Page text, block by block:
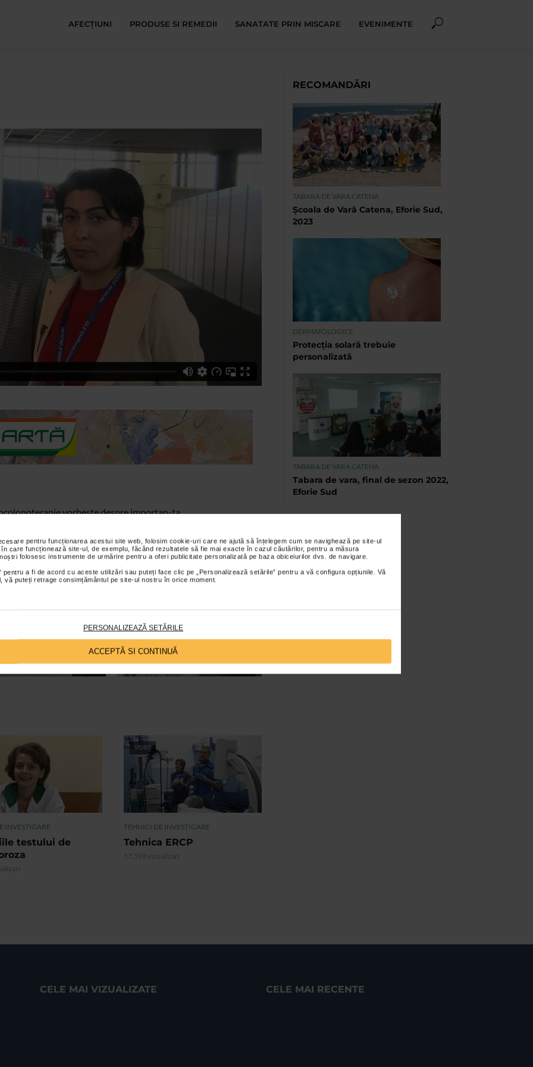
pentru funcționarea acestui site web, folosim cookie-uri care ne ajută să înțelegem cum se navighează pe site-ul
care funcționează site-ul, de exemplu, făcând rezultatele să fie mai exacte în cazul căutărilor, pentru a măsura
folosesc instrumente de urmărire pentru a oferi publicitate personalizată pe baza obiceiurilor dvs. de navigare.
pentru a fi de acord cu aceste utilizări sau puteți face clic pe „Personalizează setările” pentru a vă configura opțiunile. Vă
vă puteți retrage consimțământul pe site-ul nostru în orice moment.
PERSONALIZEAZĂ SETĂRILE
ACCEPTĂ SI CONTINUĂ
AFECŢIUNI PRODUSE SI REMEDII SANATATE PRIN MISCARE EVENIMENTE
vorbeste despre importan-ta
de sanatate.
INVESTIGARE
testului de
VIDEO
TEHNICI DE INVESTIGARE
Tehnica ERCP
17.593 vizualizari
RECOMANDĂRI
TABARA DE VARA CATENA
Școala de Vară Catena, Eforie Sud,
2023
DERMATOLOGICE
Protecția solară trebuie
personalizată
TABARA DE VARA CATENA
Tabara de vara, final de sezon 2022,
Eforie Sud
CELE MAI VIZUALIZATE CELE MAI RECENTE